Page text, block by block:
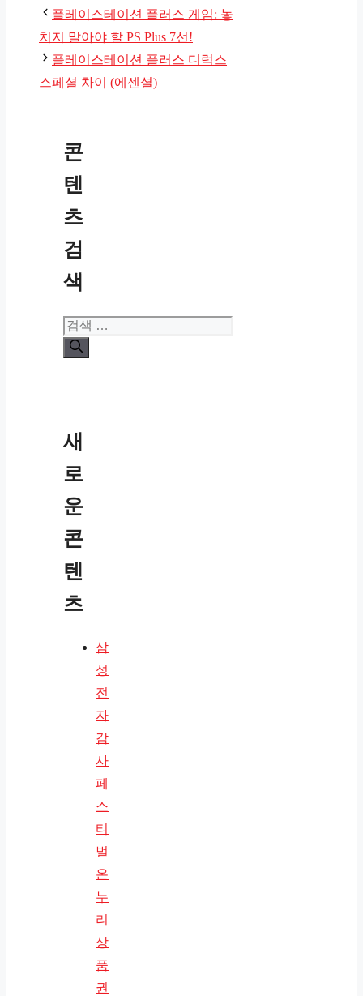
테
고
리
플레이스테이션 플러스 게임: 놓
치지 말아야 할 PS Plus 7선!
플레이스테이션 플러스 디럭스
스페셜 차이 (에센셜)
콘
텐
츠
검
색
검
색:
새
로
운
콘
텐
츠
삼
성
전
자
감
사
페
스
티
벌
온
누
리
상
품
권